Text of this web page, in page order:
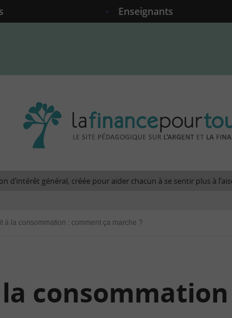
Enseignants
d’intérêt général, créée pour aider chacun à se sentir plus à
à la consommation : comment ça marche ?